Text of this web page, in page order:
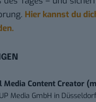
Hier kannst du
Media Content Creator
Media GmbH in Düsseldorf